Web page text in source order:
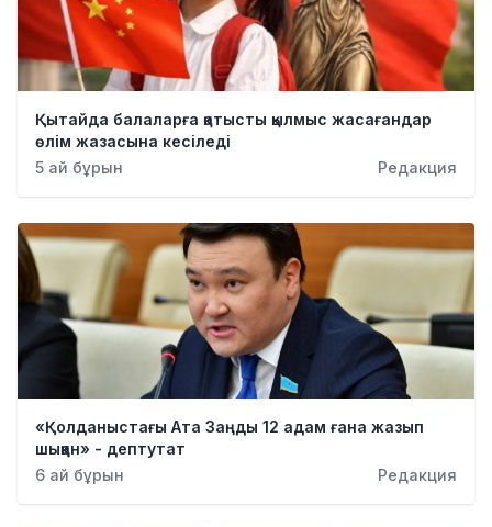
Қытайда балаларға қатысты қылмыс жасағандар
өлім жазасына кесіледі
5 ай бұрын
Редакция
«Қолданыстағы Ата Заңды 12 адам ғана жазып
шыққан» - дептутат
6 ай бұрын
Редакция